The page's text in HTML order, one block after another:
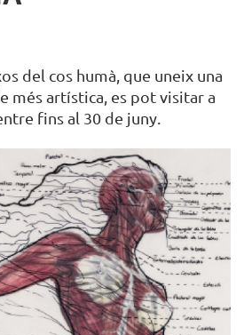
del cos humà, que uneix una
més artística, es pot visitar a
fins al 30 de juny.